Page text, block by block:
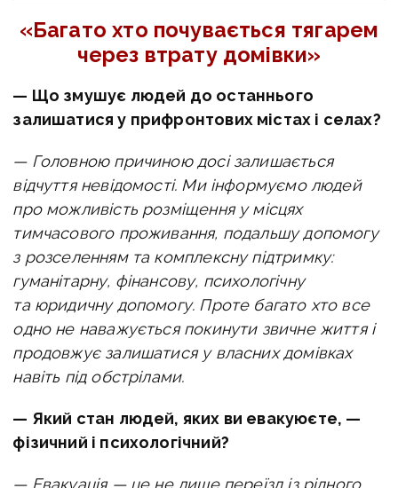
«Багато хто почувається тягарем
через втрату домівки»
— Що змушує людей до останнього
залишатися у прифронтових містах і селах?
— Головною причиною досі залишається
відчуття невідомості. Ми інформуємо людей
про можливість розміщення у місцях
тимчасового проживання, подальшу допомогу
з розселенням та комплексну підтримку:
гуманітарну, фінансову, психологічну
та юридичну допомогу. Проте багато хто все
одно не наважується покинути звичне життя і
продовжує залишатися у власних домівках
навіть під обстрілами.
— Який стан людей, яких ви евакуюєте, —
фізичний і психологічний?
— Евакуація — це не лише переїзд із рідного